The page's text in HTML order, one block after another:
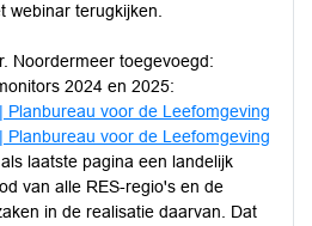
webinar terugkijken.
Noordermeer toegevoegd:
2024 en 2025:
Planbureau voor de Leefomgeving
Planbureau voor de Leefomgeving
laatste pagina een landelijk
van alle RES-regio's en de
in de realisatie daarvan. Dat